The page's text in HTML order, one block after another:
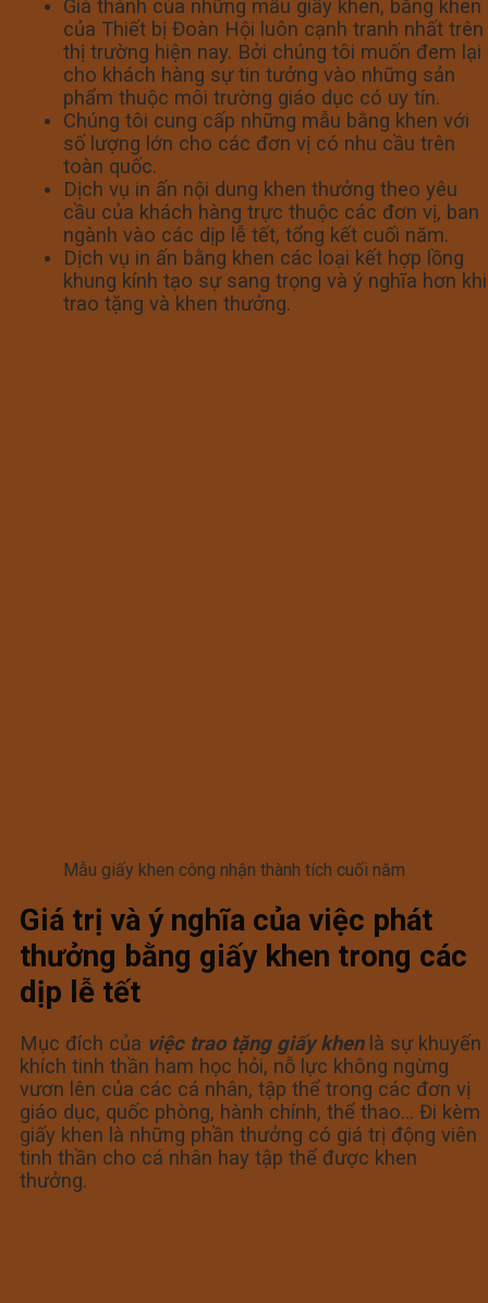
Giá thành của những mẫu giấy khen, bằng khen
của Thiết bị Đoàn Hội luôn cạnh tranh nhất trên
thị trường hiện nay. Bởi chúng tôi muốn đem lại
cho khách hàng sự tin tưởng vào những sản
phẩm thuộc môi trường giáo dục có uy tín.
Chúng tôi cung cấp những mẫu bằng khen với
số lượng lớn cho các đơn vị có nhu cầu trên
toàn quốc.
Dịch vụ in ấn nội dung khen thưởng theo yêu
cầu của khách hàng trực thuộc các đơn vị, ban
ngành vào các dịp lễ tết, tổng kết cuối năm.
Dịch vụ in ấn bằng khen các loại kết hợp lồng
khung kính tạo sự sang trọng và ý nghĩa hơn khi
trao tặng và khen thưởng.
Mẫu giấy khen công nhận thành tích cuối năm
Giá trị và ý nghĩa của việc phát
thưởng bằng giấy khen trong các
dịp lễ tết
Mục đích của việc trao tặng giấy khenlà sự khuyến
khích tinh thần ham học hỏi, nỗ lực không ngừng
vươn lên của các cá nhân, tập thể trong các đơn vị
giáo dục, quốc phòng, hành chính, thể thao… Đi kèm
giấy khen là những phần thưởng có giá trị động viên
tinh thần cho cá nhân hay tập thể được khen
thưởng.